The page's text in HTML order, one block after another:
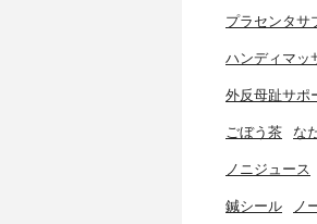
プラセンタサ
ハンディマッ
外反母趾サポ
ごぼう茶 な
ノニジュース
鍼シール ノ